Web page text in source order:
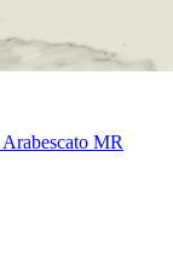
MR